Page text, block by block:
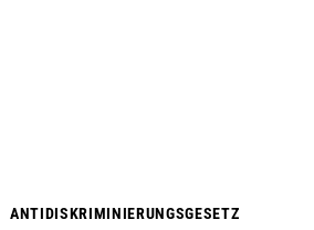
ANTIDISKRIMINIERUNGSGESETZ